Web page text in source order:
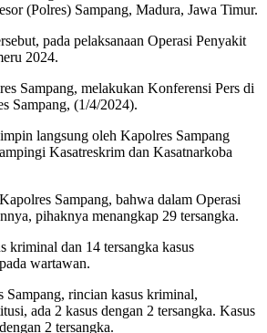
(Polres) Sampang, Madura, Jawa Timur.
pada pelaksanaan Operasi Penyakit
2024.
Sampang, melakukan Konferensi Pers di
Sampang, (1/4/2024).
langsung oleh Kapolres Sampang
Kasatreskrim dan Kasatnarkoba
Sampang, bahwa dalam Operasi
pihaknya menangkap 29 tersangka.
kriminal dan 14 tersangka kasus
wartawan.
rincian kasus kriminal,
ada 2 kasus dengan 2 tersangka. Kasus
2 tersangka.